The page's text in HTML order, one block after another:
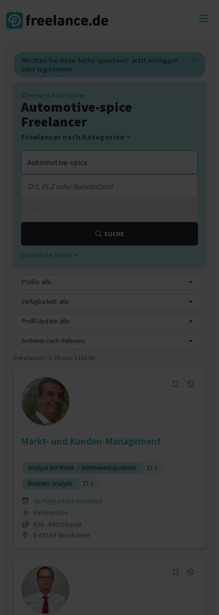
Möchten Sie diese Suche speichern? Jetzt einloggen
oder registrieren
Hinweise zur Suche
Automotive-spice
Freelancer
Freelancer nach Kategorien
SUCHE
Erweiterte Suche
Profile: alle
Verfügbarkeit: alle
Profil-Update: alle
Sortieren nach Relevanz
Freelancer: 1-20 von 116100
Markt- und Kunden-Management
Analyse der Markt- / Wettbewerbsposition
17 J.
Business Analysis
17 J.
Verfügbarkeit einsehen
0
Referenzen
€30 - €60/Stunde
D-65183 Wiesbaden